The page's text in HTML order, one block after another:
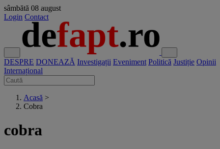
sâmbătă 08 august
Login Contact
DESPRE DONEAZĂ Investigații Eveniment Politică Justiție Opinii
Internațional
Acasă >
Cobra
cobra